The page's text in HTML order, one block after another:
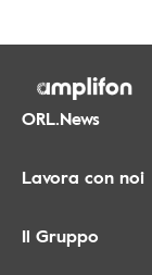
ORL.News
Lavora con noi
Il Gruppo